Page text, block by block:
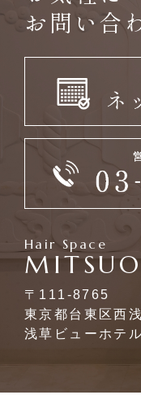
お問い合
Hair Space
MITSUO
〒111-8765
東京都台東区西
浅草ビューホテ